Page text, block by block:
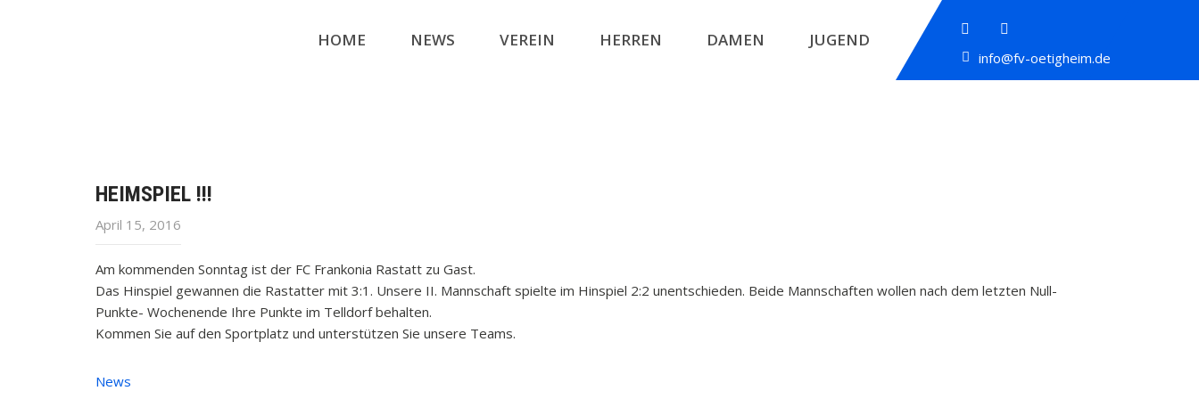
info@fv-oetigheim.de
HOME NEWS VEREIN HERREN DAMEN JUGEND
HEIMSPIEL !!!
April 15, 2016
Am kommenden Sonntag ist der FC Frankonia Rastatt zu Gast.
Das Hinspiel gewannen die Rastatter mit 3:1. Unsere II. Mannschaft spielte im Hinspiel 2:2 unentschieden. Beide Mannschaften wollen nach dem letzten Null-
Punkte- Wochenende Ihre Punkte im Telldorf behalten.
Kommen Sie auf den Sportplatz und unterstützen Sie unsere Teams.
News